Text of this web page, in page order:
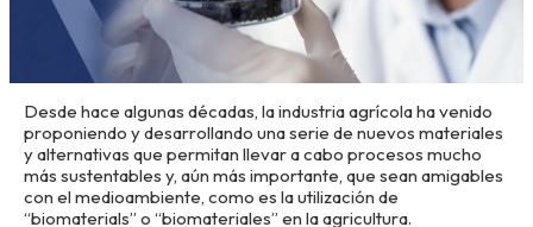
Desde hace algunas décadas, la industria agrícola ha venido
proponiendo y desarrollando una serie de nuevos materiales
y alternativas que permitan llevar a cabo procesos mucho
más sustentables y, aún más importante, que sean amigables
con el medioambiente, como es la utilización de
“biomaterials” o “biomateriales” en la agricultura.